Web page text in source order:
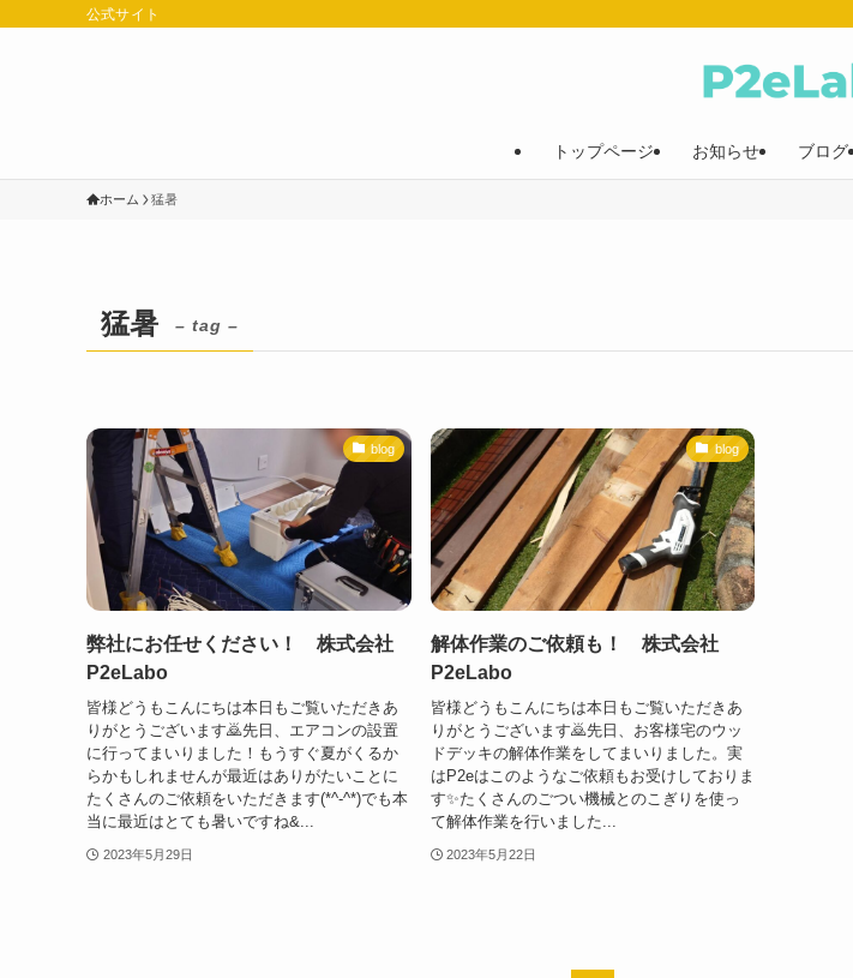
公式サイト
トップページ お知らせ ブログ
ホーム 猛暑
猛暑 – tag –
blog
弊社にお任せください！ 株式会社
P2eLabo
皆様どうもこんにちは本日もご覧いただきあ
りがとうございます🙇先日、エアコンの設置
に行ってまいりました！もうすぐ夏がくるか
らかもしれませんが最近はありがたいことに
たくさんのご依頼をいただきます(*^-^*)でも本
当に最近はとても暑いですね&...
2023年5月29日
blog
解体作業のご依頼も！ 株式会社
P2eLabo
皆様どうもこんにちは本日もご覧いただきあ
りがとうございます🙇先日、お客様宅のウッ
ドデッキの解体作業をしてまいりました。実
はP2eはこのようなご依頼もお受けしておりま
す✨たくさんのごつい機械とのこぎりを使っ
て解体作業を行いました...
2023年5月22日